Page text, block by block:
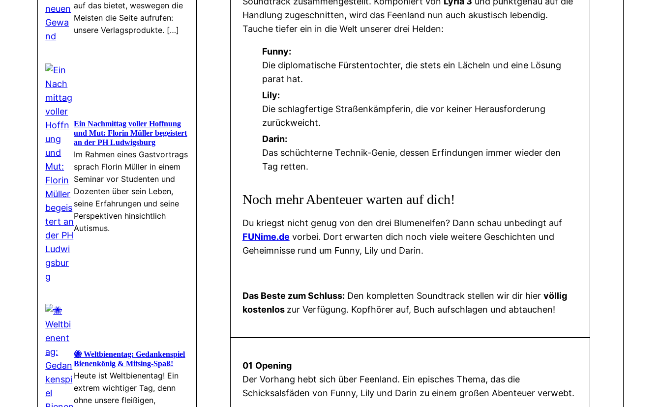
auf das bietet, weswegen die
Meisten die Seite aufrufen:
unsere Verlagsprodukte. […]
Ein Nachmittag voller Hoffnung
und Mut: Florin Müller begeistert
an der PH Ludwigsburg
Im Rahmen eines Gastvortrags
sprach Florin Müller in einem
Seminar vor Studenten und
Dozenten über sein Leben,
seine Erfahrungen und seine
Perspektiven hinsichtlich
Autismus.
🐝 Weltbienentag: Gedankenspiel
Bienenkönig & Mitsing-Spaß!
Heute ist Weltbienentag! Ein
extrem wichtiger Tag, denn
ohne unsere fleißigen,
r
K
n
M
g
Handlung zugeschnitten, wird das Feenland nun auch akustisch lebendig.
Tauche tiefer ein in die Welt unserer drei Helden:
Funny:
Die diplomatische Fürstentochter, die stets ein Lächeln und eine Lösung
parat hat.
Lily:
Die schlagfertige Straßenkämpferin, die vor keiner Herausforderung
zurückweicht.
Darin:
Das schüchterne Technik-Genie, dessen Erfindungen immer wieder den
Tag retten.
Noch mehr Abenteuer warten auf dich!
Du kriegst nicht genug von den drei Blumenelfen? Dann schau unbedingt auf
FUNime.de vorbei. Dort erwarten dich noch viele weitere Geschichten und
Geheimnisse rund um Funny, Lily und Darin.
Das Beste zum Schluss: Den kompletten Soundtrack stellen wir dir hier völlig
kostenlos zur Verfügung. Kopfhörer auf, Buch aufschlagen und abtauchen!
01 Opening
Der Vorhang hebt sich über Feenland. Ein episches Thema, das die
Schicksalsfäden von Funny, Lily und Darin zu einem großen Abenteuer verwebt.